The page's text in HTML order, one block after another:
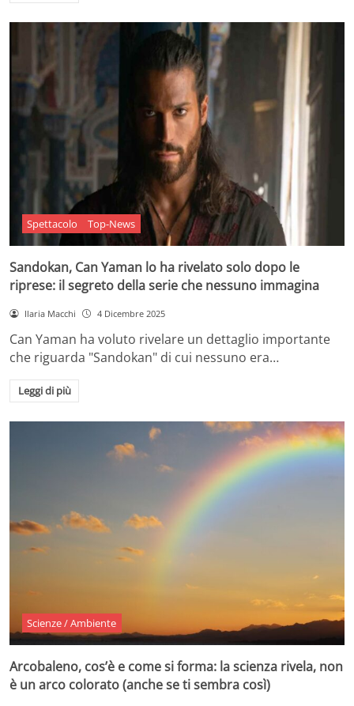
Spettacolo Top-News
Sandokan, Can Yaman lo ha rivelato solo dopo le
riprese: il segreto della serie che nessuno immagina
Ilaria Macchi 4 Dicembre 2025
Can Yaman ha voluto rivelare un dettaglio importante
che riguarda "Sandokan" di cui nessuno era…
Leggi di più
Scienze / Ambiente
Arcobaleno, cos’è e come si forma: la scienza rivela, non
è un arco colorato (anche se ti sembra così)